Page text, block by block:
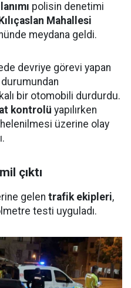
polisin denetimi
Kılıçaslan Mahallesi
meydana geldi.
devriye görevi yapan
durumundan
bir otomobili durdurdu.
kontrolü yapılırken
üzerine olay
çıktı
gelen trafik ekipleri,
testi uyguladı.